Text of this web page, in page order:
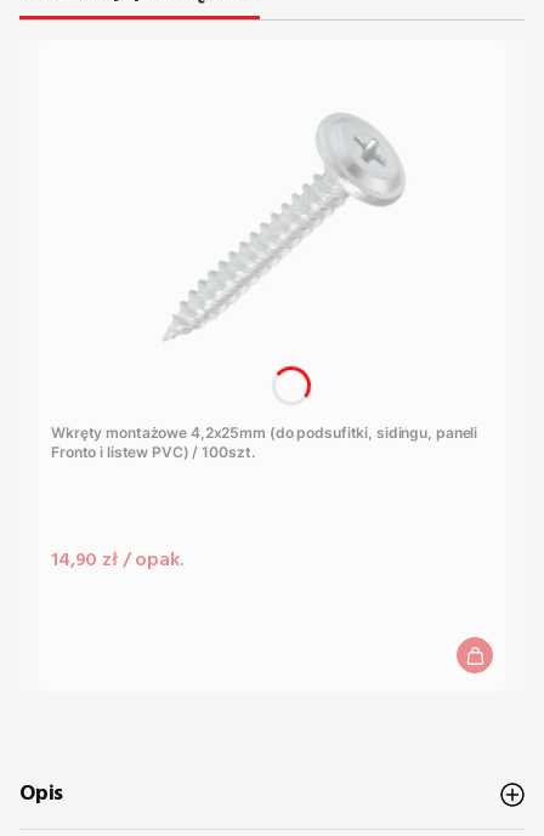
Wkręty montażowe 4,2x25mm (do podsufitki, sidingu, paneli
Fronto i listew PVC) / 100szt.
Cena
14,90 zł / opak.
Opis